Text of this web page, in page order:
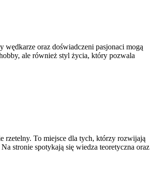
oraz doświadczeni pasjonaci mogą
ale również styl życia, który pozwala
rzetelny. To miejsce dla tych, którzy rozwijają
stronie spotykają się wiedza teoretyczna oraz